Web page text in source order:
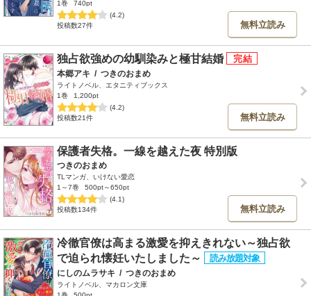
1巻
740pt
(4.2)
投稿数27件
無料立読み
独占欲強めの幼馴染みと極甘結婚
本郷アキ / つきのおまめ
ライトノベル、エタニティブックス
1巻
1,200pt
(4.2)
投稿数21件
無料立読み
保護者失格。一線を越えた夜 特別版
つきのおまめ
TLマンガ、いけない愛恋
1～7巻
500pt～650pt
(4.1)
投稿数134件
無料立読み
冷徹官僚は高まる激愛を抑えきれない～独占欲
で迫られ懐妊いたしました～
にしのムラサキ / つきのおまめ
ライトノベル、マカロン文庫